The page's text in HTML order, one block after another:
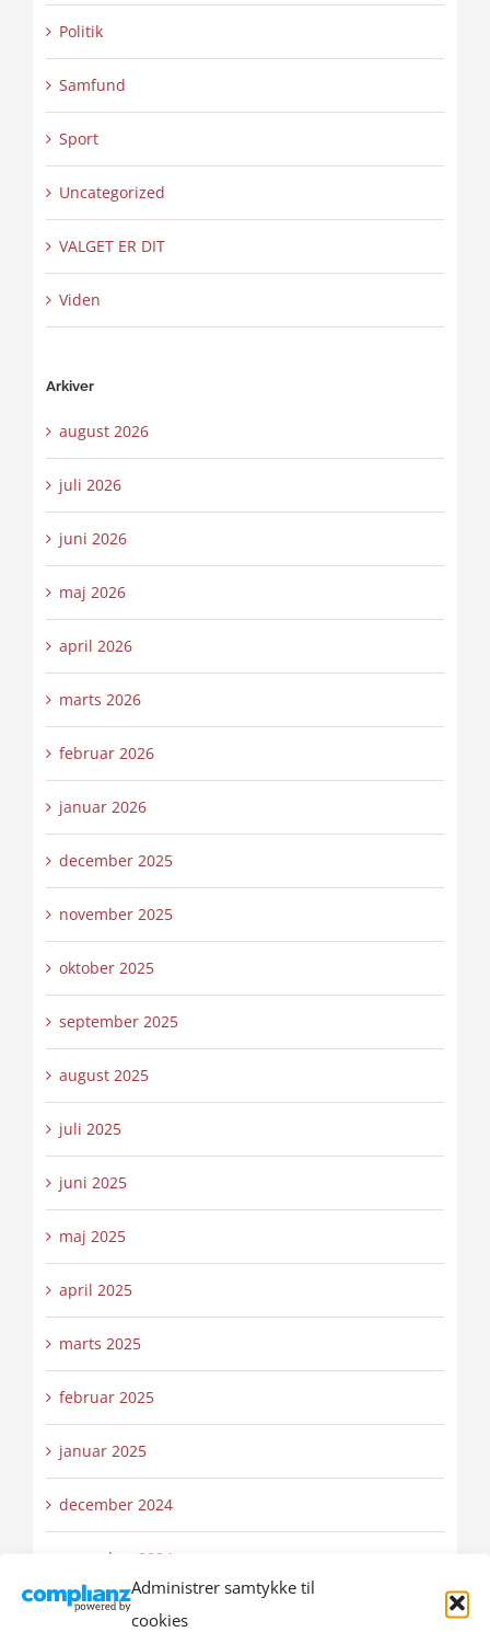
Administrer samtykke til
cookies
Politik
Samfund
Sport
Uncategorized
VALGET ER DIT
Viden
Arkiver
august 2026
juli 2026
juni 2026
maj 2026
april 2026
marts 2026
februar 2026
januar 2026
december 2025
november 2025
oktober 2025
september 2025
august 2025
juli 2025
juni 2025
maj 2025
april 2025
marts 2025
februar 2025
januar 2025
december 2024
november 2024
oktober 2024